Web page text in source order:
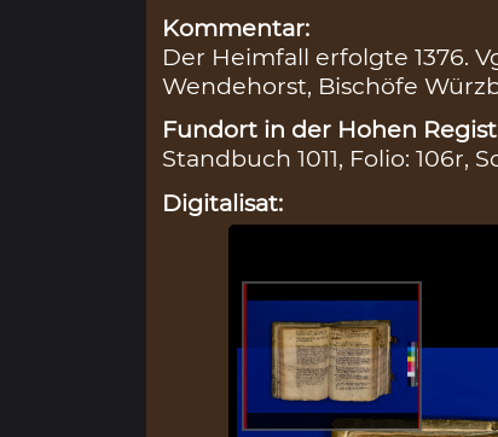
Kommentar:
Der Heimfall erfolgte 1376.
Wendehorst, Bischöfe
Fundort in der Hohen
Standbuch 1011, Folio: 106r,
Digitalisat: